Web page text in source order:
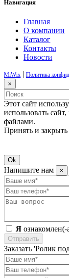
Навигация
Главная
О компании
Каталог
Контакты
Новости
MiWix | Политика
×
Этот сайт
использовать
файлами.
Принять и закрыть
Ok
Напишите нам ×
Я ознакомлен(-
Отправить
Заказать 'Ролик